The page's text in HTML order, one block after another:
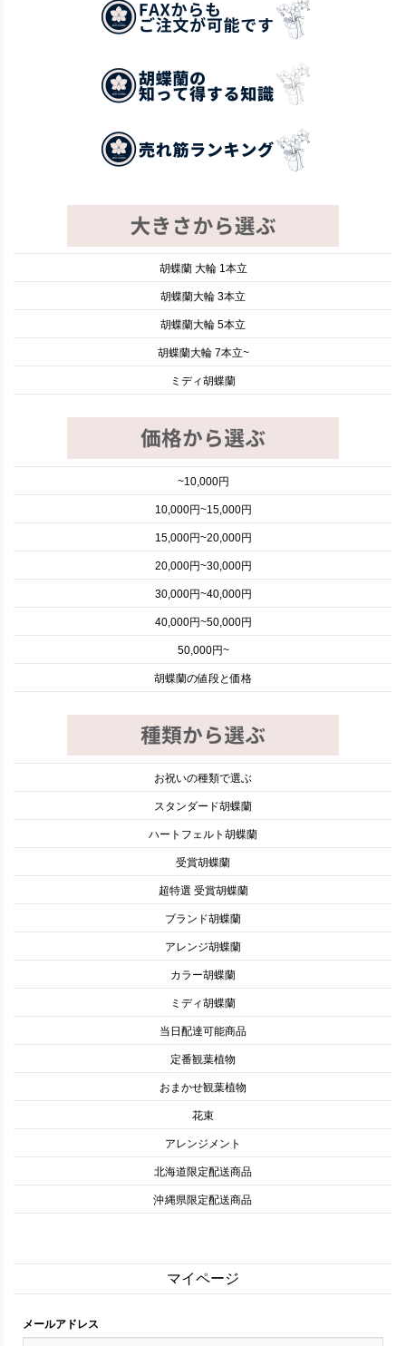
胡蝶蘭 大輪 1本立
胡蝶蘭大輪 3本立
胡蝶蘭大輪 5本立
胡蝶蘭大輪 7本立~
ミディ胡蝶蘭
~10,000円
10,000円~15,000円
15,000円~20,000円
20,000円~30,000円
30,000円~40,000円
40,000円~50,000円
50,000円~
胡蝶蘭の値段と価格
お祝いの種類で選ぶ
スタンダード胡蝶蘭
ハートフェルト胡蝶蘭
受賞胡蝶蘭
超特選 受賞胡蝶蘭
ブランド胡蝶蘭
アレンジ胡蝶蘭
カラー胡蝶蘭
ミディ胡蝶蘭
当日配達可能商品
定番観葉植物
おまかせ観葉植物
花束
アレンジメント
北海道限定配送商品
沖縄県限定配送商品
マイページ
メールアドレス